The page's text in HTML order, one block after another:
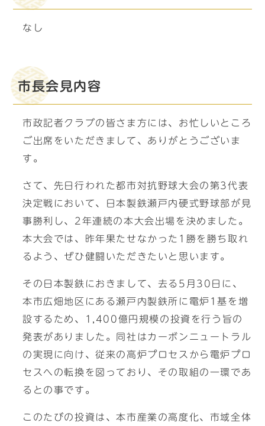
なし
市長会見内容
市政記者クラブの皆さま方には、お忙しいところ
ご出席をいただきまして、ありがとうございま
す。
さて、先日行われた都市対抗野球大会の第3代表
決定戦において、日本製鉄瀬戸内硬式野球部が見
事勝利し、2年連続の本大会出場を決めました。
本大会では、昨年果たせなかった1勝を勝ち取れ
るよう、ぜひ健闘いただきたいと思います。
その日本製鉄におきまして、去る5月30日に、
本市広畑地区にある瀬戸内製鉄所に電炉1基を増
設するため、1,400億円規模の投資を行う旨の
発表がありました。同社はカーボンニュートラル
の実現に向け、従来の高炉プロセスから電炉プロ
セスへの転換を図っており、その取組の一環であ
るとの事です。
このたびの投資は、本市産業の高度化、市域全体